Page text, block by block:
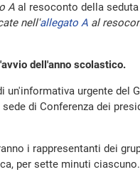
A al resoconto della
nell'allegato A al
dell'anno scolastico.
un'informativa urgente del
di Conferenza dei
i rappresentanti dei
per sette minuti